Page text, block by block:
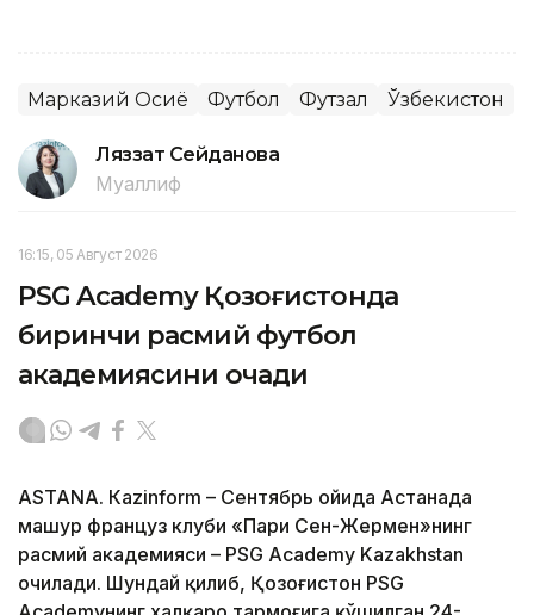
Марказий Осиё Футбол Футзал Ўзбекистон
Ляззат Сейданова
Муаллиф
16:15, 05 Август 2026
PSG Academy Қозоғистонда
биринчи расмий футбол
академиясини очади
ASTANА. Кazinform – Сентябрь ойида Астанада
машҳур француз клуби «Пари Сен-Жермен»нинг
расмий академияси – PSG Academy Kazakhstan
очилади. Шундай қилиб, Қозоғистон PSG